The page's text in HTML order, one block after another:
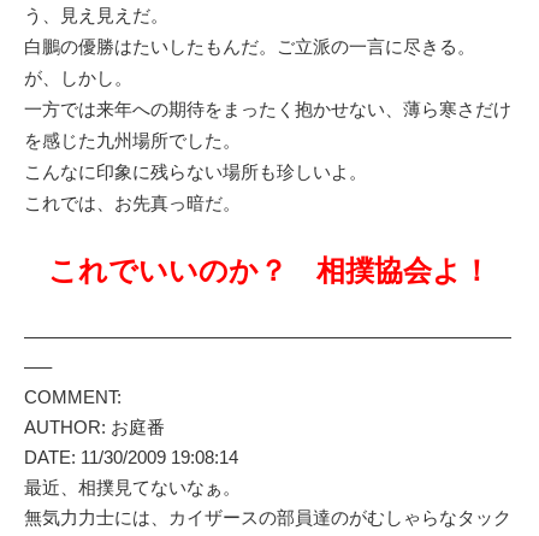
う、見え見えだ。
白鵬の優勝はたいしたもんだ。ご立派の一言に尽きる。
が、しかし。
一方では来年への期待をまったく抱かせない、薄ら寒さだけ
を感じた九州場所でした。
こんなに印象に残らない場所も珍しいよ。
これでは、お先真っ暗だ。
これでいいのか？ 相撲協会よ！
———————————————————————————
—–
COMMENT:
AUTHOR: お庭番
DATE: 11/30/2009 19:08:14
最近、相撲見てないなぁ。
無気力力士には、カイザースの部員達のがむしゃらなタック